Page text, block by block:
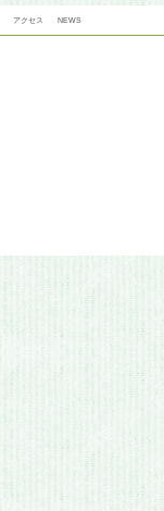
アクセス NEWS